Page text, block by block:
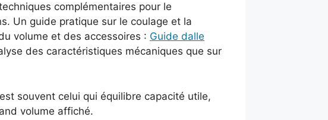
complémentaires pour le
Un guide pratique sur le coulage et la
volume et des accessoires : Guide dalle
des caractéristiques mécaniques que sur
souvent celui qui équilibre capacité utile,
volume affiché.